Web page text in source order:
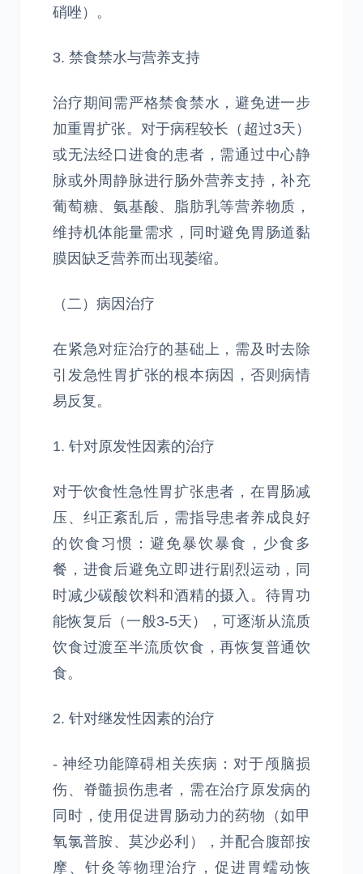
硝唑）。
3. 禁食禁水与营养支持
治疗期间需严格禁食禁水，避免进一步
加重胃扩张。对于病程较长（超过3天）
或无法经口进食的患者，需通过中心静
脉或外周静脉进行肠外营养支持，补充
葡萄糖、氨基酸、脂肪乳等营养物质，
维持机体能量需求，同时避免胃肠道黏
膜因缺乏营养而出现萎缩。
（二）病因治疗
在紧急对症治疗的基础上，需及时去除
引发急性胃扩张的根本病因，否则病情
易反复。
1. 针对原发性因素的治疗
对于饮食性急性胃扩张患者，在胃肠减
压、纠正紊乱后，需指导患者养成良好
的饮食习惯：避免暴饮暴食，少食多
餐，进食后避免立即进行剧烈运动，同
时减少碳酸饮料和酒精的摄入。待胃功
能恢复后（一般3-5天），可逐渐从流质
饮食过渡至半流质饮食，再恢复普通饮
食。
2. 针对继发性因素的治疗
- 神经功能障碍相关疾病：对于颅脑损
伤、脊髓损伤患者，需在治疗原发病的
同时，使用促进胃肠动力的药物（如甲
氧氯普胺、莫沙必利），并配合腹部按
摩、针灸等物理治疗，促进胃蠕动恢